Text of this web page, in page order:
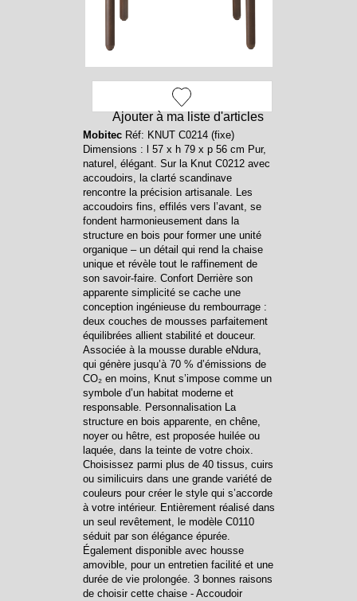
Ajouter à ma liste d'articles
MobitecRéf: KNUT C0214 (fixe)
Dimensions : l 57 x h 79 x p 56 cm Pur,
naturel, élégant. Sur la Knut C0212 avec
accoudoirs, la clarté scandinave
rencontre la précision artisanale. Les
accoudoirs fins, effilés vers l’avant, se
fondent harmonieusement dans la
structure en bois pour former une unité
organique – un détail qui rend la chaise
unique et révèle tout le raffinement de
son savoir-faire. Confort Derrière son
apparente simplicité se cache une
conception ingénieuse du rembourrage :
deux couches de mousses parfaitement
équilibrées allient stabilité et douceur.
Associée à la mousse durable eNdura,
qui génère jusqu’à 70 % d’émissions de
CO₂ en moins, Knut s’impose comme un
symbole d’un habitat moderne et
responsable. Personnalisation La
structure en bois apparente, en chêne,
noyer ou hêtre, est proposée huilée ou
laquée, dans la teinte de votre choix.
Choisissez parmi plus de 40 tissus, cuirs
ou similicuirs dans une grande variété de
couleurs pour créer le style qui s’accorde
à votre intérieur. Entièrement réalisé dans
un seul revêtement, le modèle C0110
séduit par son élégance épurée.
Également disponible avec housse
amovible, pour un entretien facilité et une
durée de vie prolongée. 3 bonnes raisons
de choisir cette chaise - Accoudoir